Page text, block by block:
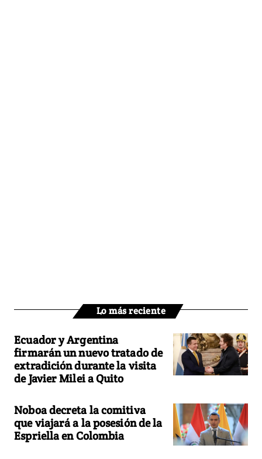
Lo más reciente
Ecuador y Argentina
firmarán un nuevo tratado de
extradición durante la visita
de Javier Milei a Quito
Noboa decreta la comitiva
que viajará a la posesión de la
Espriella en Colombia